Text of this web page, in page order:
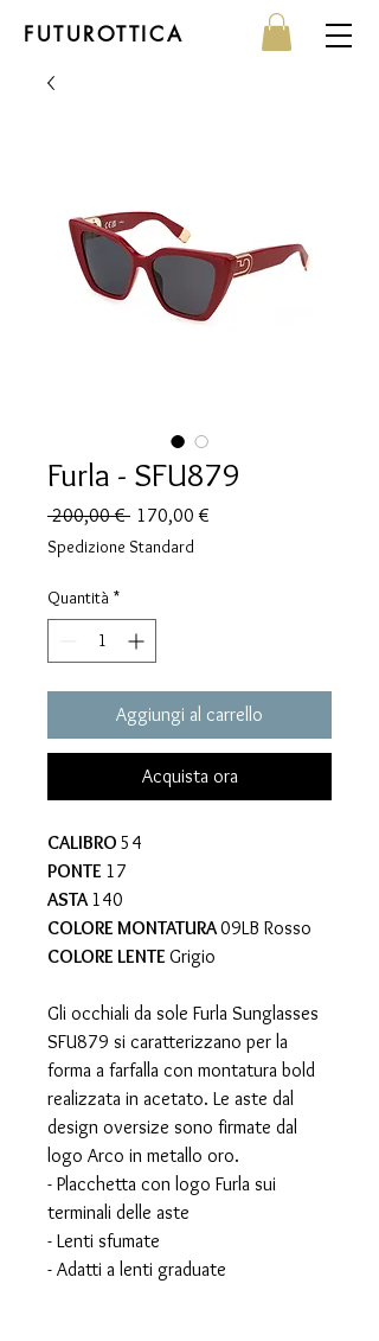
FUTUROTTICA
Furla - SFU879
200,00 € Prezzo
regolare
170,00 €
Spedizione Standard
Quantità *
Aggiungi al carrello
Acquista ora
CALIBRO 54
PONTE 17
ASTA 140
COLORE MONTATURA09LB Rosso
COLORE LENTE Grigio
Gli occhiali da sole Furla Sunglasses
SFU879 si caratterizzano per la
forma a farfalla con montatura bold
realizzata in acetato. Le aste dal
design oversize sono firmate dal
logo Arco in metallo oro.
- Placchetta con logo Furla sui
terminali delle aste
- Lenti sfumate
- Adatti a lenti graduate